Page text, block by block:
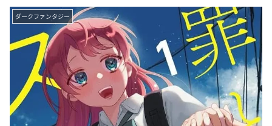
ダークファンタジー